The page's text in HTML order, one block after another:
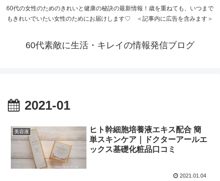
60代の女性のためのきれいと健康の秘訣の最新情報！歳を重ねても、いつまで
もきれいでいたい女性のためにお届けします♡ ＜記事内に広告を含みます＞
60代素敵に生活・キレイの情報発信ブログ
2021-01
美容液
ヒト幹細胞培養液エキス配合 簡
単スキンケア｜ドクターアールエ
ックス基礎化粧品口コミ
2021.01.04